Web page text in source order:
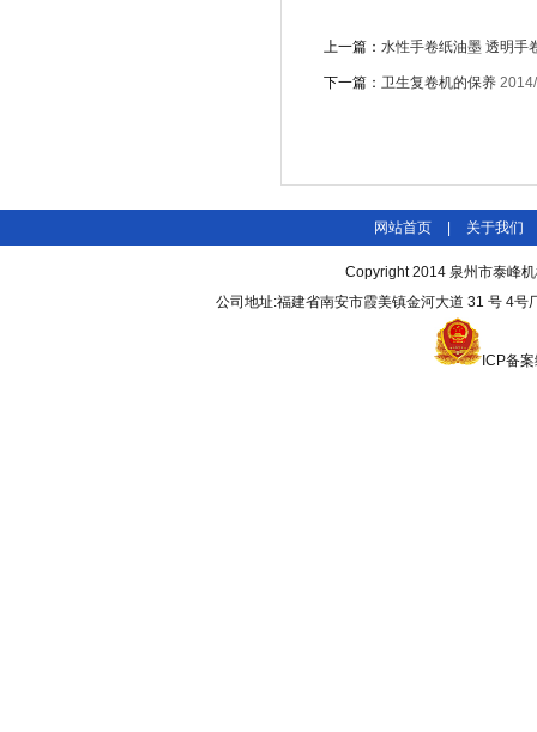
上一篇： 水性手卷纸油墨 透明手
下一篇： 卫生复卷机的保养
网站首页 关于我们
Copyright 2014 泉州市泰峰
公司地址:福建省南安市霞美镇金河大道 31 号 4
ICP备